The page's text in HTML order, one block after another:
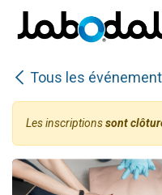
Se rendre au contenu
Tous les
Les inscriptionssont